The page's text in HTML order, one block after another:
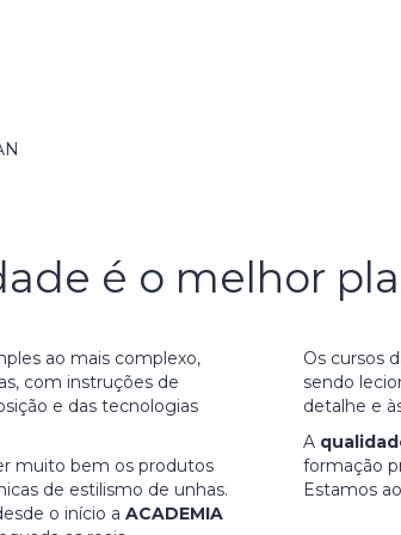
é o melhor
ao mais complexo,
com instruções de
e das tecnologias
muito bem os produtos
de estilismo de unhas.
o início a ACADEMIA
Os cursos
sendo
detalhe e
A
formação
Estamos